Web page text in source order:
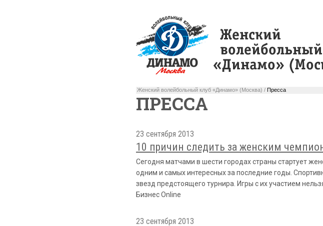
Женский волейбольный клуб «Динамо» (Москва) / Пресса
ПРЕССА
23 сентября 2013
10 причин следить за женским
Сегодня матчами в шести городах страны стартует
одним и самых интересных за последние годы.
звезд предстоящего турнира. Игры с их участием
Бизнес Online
23 сентября 2013